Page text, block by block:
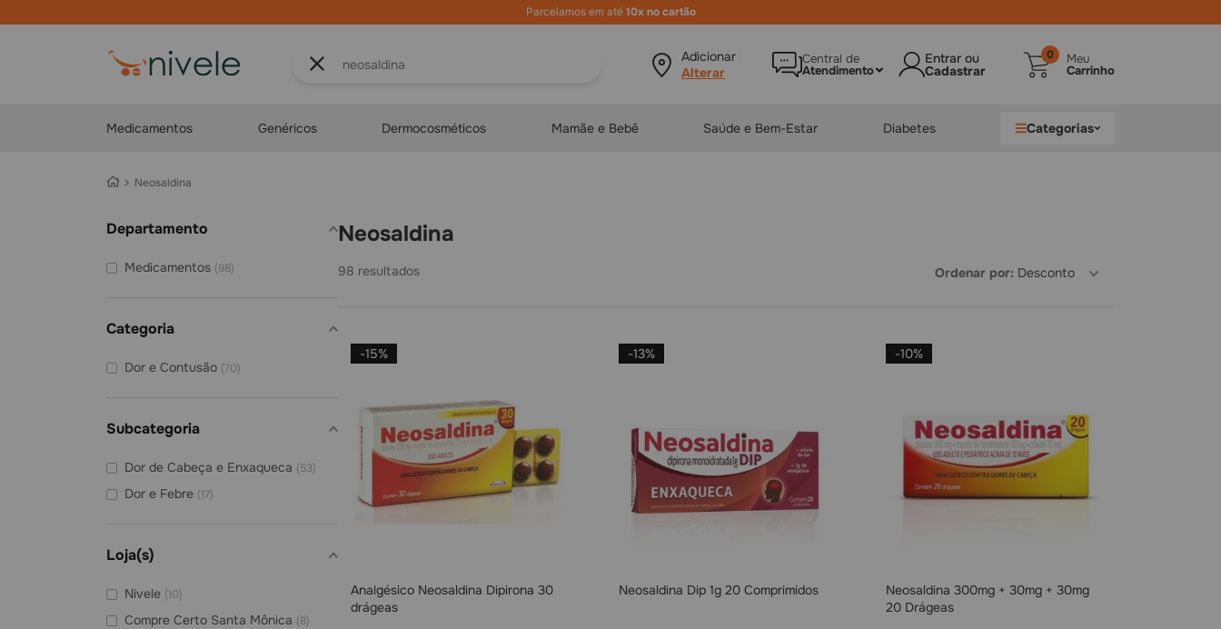
O que você procura? Adicionar local Central de
Atendimento
0 Meu
Carrinho
Medicamentos Genéricos Dermocosméticos Mamãe e Bebê Saúde e Bem-Estar Diabetes Categorias
Neosaldina
Departamento
Medicamentos (98)
Categoria
Dor e Contusão (70)
Subcategoria
Dor de Cabeça e Enxaqueca (53)
Dor e Febre (17)
Loja(s)
Nivele (10)
Compre Certo Santa Mônica (8)
Neosaldina
98 Ordenar por Desconto
-15%
Analgésico Neosaldina Dipirona 30
drágeas
-13%
Neosaldina Dip 1g 20 Comprimidos
-10%
Neosaldina 300mg + 30mg + 30mg
20 Drágeas